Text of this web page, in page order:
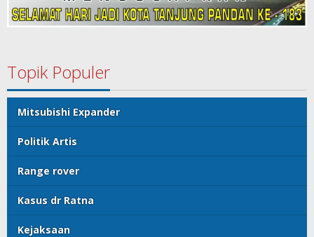
Topik Populer
Mitsubishi Expander
Politik Artis
Range rover
Kasus dr Ratna
Kejaksaan